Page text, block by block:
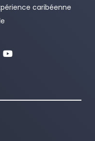
caribéenne